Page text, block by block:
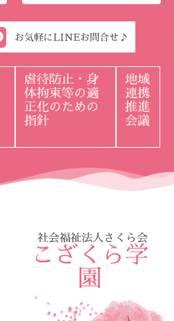
お気軽にLINEお問合せ♪
虐待防止・身
体拘束等の適
正化のための
指針
地域
連携
推進
会議
社会福祉法人さくら会
こざくら学
園